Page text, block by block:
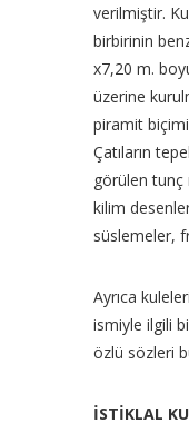
verilmiştir.
birbirinin
x7,20 m.
üzerine
piramit
Çatıların
görülen tunç
kilim
süslemeler,
Ayrıca
ismiyle ilgili
özlü sözleri
İSTİKLAL